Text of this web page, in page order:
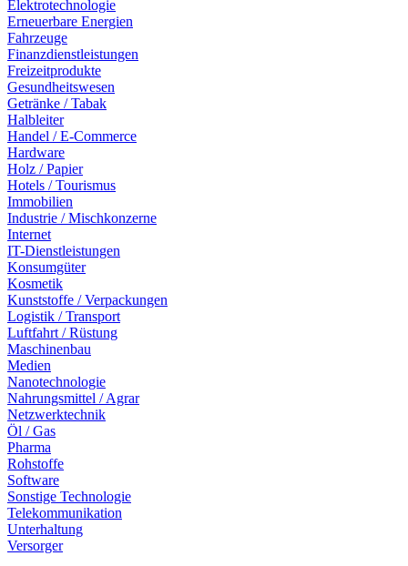
Elektrotechnologie
Erneuerbare Energien
Fahrzeuge
Finanzdienstleistungen
Freizeitprodukte
Gesundheitswesen
Getränke / Tabak
Halbleiter
Handel / E-Commerce
Hardware
Holz / Papier
Hotels / Tourismus
Immobilien
Industrie / Mischkonzerne
Internet
IT-Dienstleistungen
Konsumgüter
Kosmetik
Kunststoffe / Verpackungen
Logistik / Transport
Luftfahrt / Rüstung
Maschinenbau
Medien
Nanotechnologie
Nahrungsmittel / Agrar
Netzwerktechnik
Öl / Gas
Pharma
Rohstoffe
Software
Sonstige Technologie
Telekommunikation
Unterhaltung
Versorger